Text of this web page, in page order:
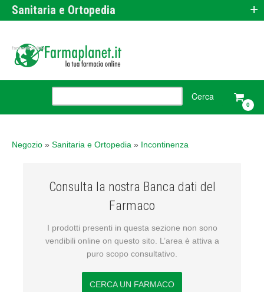
farmacia online
0
Negozio » Sanitaria e Ortopedia » Incontinenza
Consulta la nostra Banca dati del
Farmaco
I prodotti presenti in questa sezione non sono
vendibili online on questo sito. L’area è attiva a
puro scopo consultativo.
CERCA UN FARMACO
Sanitaria e Ortopedia +